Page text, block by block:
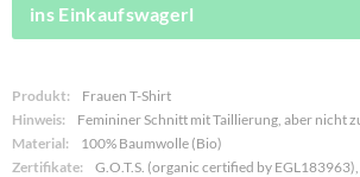
ins Einkaufswagerl
Produkt:
Frauen T-Shirt
Hinweis:
Femininer Schnitt mit Taillierung, aber nicht
Material:
100% Baumwolle (Bio)
Zertifikate:
G.O.T.S. (organic certified by